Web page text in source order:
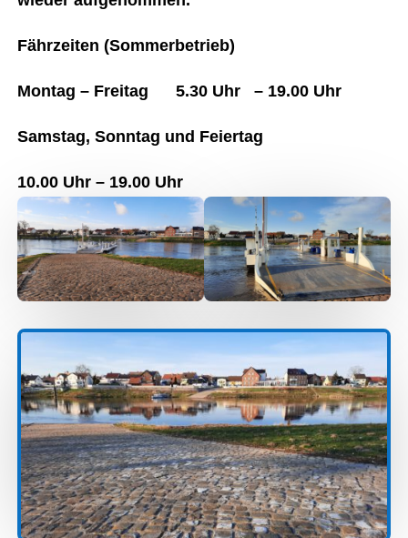
Fährzeiten (Sommerbetrieb)
Montag – Freitag 5.30 Uhr – 19.00 Uhr
Samstag, Sonntag und Feiertag
10.00 Uhr – 19.00 Uhr